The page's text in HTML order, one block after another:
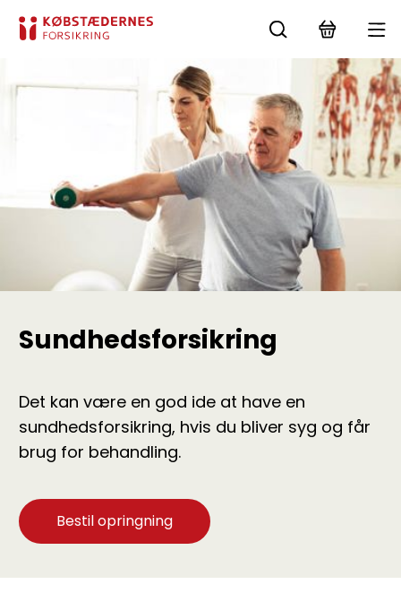
Sundheds­forsikring
Det kan være en god ide at have en
sundhedsforsikring, hvis du bliver syg og får
brug for behandling.
Bestil opringning